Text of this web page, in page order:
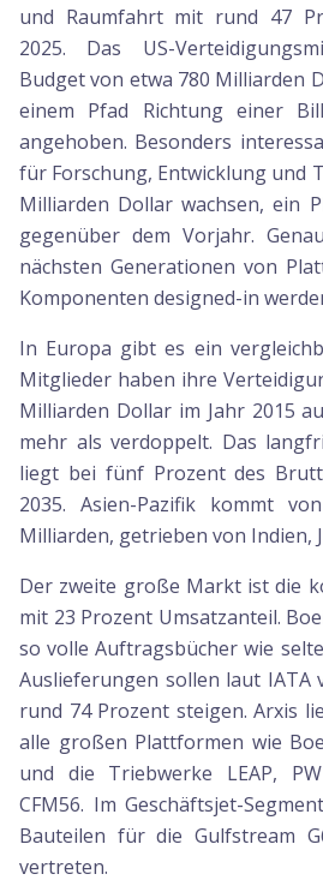
und Raumfahrt mit rund 47
2025. Das US-
Budget von etwa 780 Milliarden
einem Pfad Richtung einer
angehoben. Besonders
für Forschung, Entwicklung und
Milliarden Dollar wachsen, ein
gegenüber dem Vorjahr.
nächsten Generationen von
Komponenten designed-in
In Europa gibt es ein
Mitglieder haben ihre
Milliarden Dollar im Jahr 2015
mehr als verdoppelt. Das
liegt bei fünf Prozent des
2035. Asien-Pazifik kommt
Milliarden, getrieben von Indien,
Der zweite große Markt ist die
mit 23 Prozent Umsatzanteil.
so volle Auftragsbücher wie
Auslieferungen sollen laut IATA
rund 74 Prozent steigen. Arxis
alle großen Plattformen wie
und die Triebwerke LEAP,
CFM56. Im Geschäftsjet-
Bauteilen für die Gulfstream
vertreten.